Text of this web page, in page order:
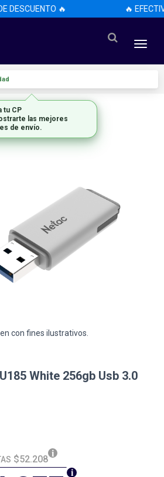
DESCUENTO 🔥 🔥
Pendrives
con fines ilustrativos.
White 256gb Usb 3.0
$52.208
tu CP
las mejores
de envío.